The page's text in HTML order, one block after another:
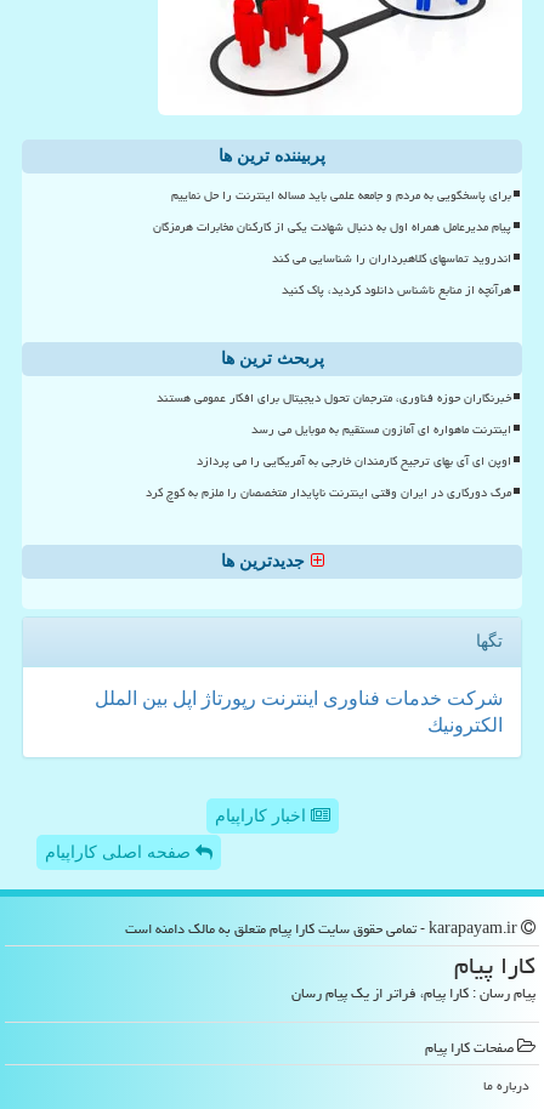
پربیننده ترین ها
برای پاسخگویی به مردم و جامعه علمی باید مساله اینترنت را حل نماییم
پیام مدیرعامل همراه اول به دنبال شهادت یکی از کارکنان مخابرات هرمزگان
اندروید تماسهای کلاهبرداران را شناسایی می کند
هرآنچه از منابع ناشناس دانلود کردید، پاک کنید
پربحث ترین ها
خبرنگاران حوزه فناوری، مترجمان تحول دیجیتال برای افکار عمومی هستند
اینترنت ماهواره ای آمازون مستقیم به موبایل می رسد
اوپن ای آی بهای ترجیح کارمندان خارجی به آمریکایی را می پردازد
مرگ دورکاری در ایران وقتی اینترنت ناپایدار متخصصان را ملزم به کوچ کرد
جدیدترین ها
تگها
شركت خدمات فناوری اینترنت رپورتاژ اپل بین الملل
الكترونیك
اخبار کاراپیام
صفحه اصلی کاراپیام
كارا پیام
پیام رسان : کارا پیام، فراتر از یک پیام رسان
صفحات كارا پیام
درباره ما